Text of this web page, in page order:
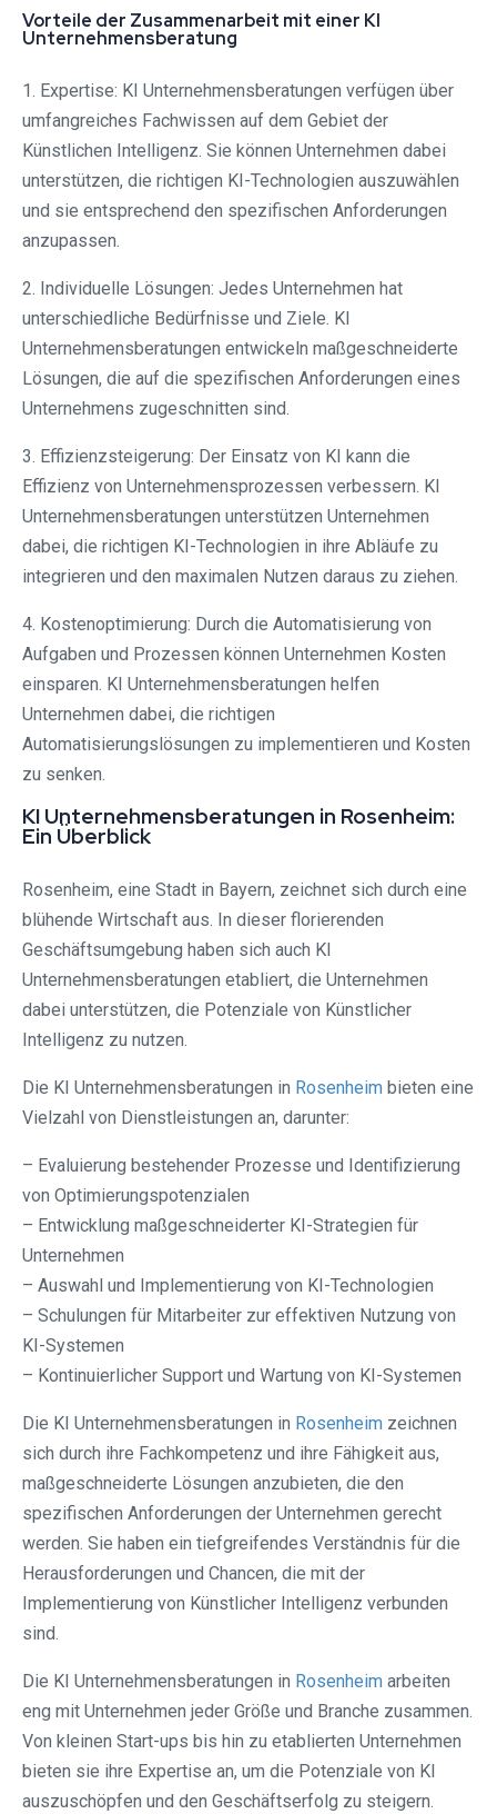
Vorteile der Zusammenarbeit mit einer KI
Unternehmensberatung
1. Expertise: KI Unternehmensberatungen verfügen über
umfangreiches Fachwissen auf dem Gebiet der
Künstlichen Intelligenz. Sie können Unternehmen dabei
unterstützen, die richtigen KI-Technologien auszuwählen
und sie entsprechend den spezifischen Anforderungen
anzupassen.
2. Individuelle Lösungen: Jedes Unternehmen hat
unterschiedliche Bedürfnisse und Ziele. KI
Unternehmensberatungen entwickeln maßgeschneiderte
Lösungen, die auf die spezifischen Anforderungen eines
Unternehmens zugeschnitten sind.
3. Effizienzsteigerung: Der Einsatz von KI kann die
Effizienz von Unternehmensprozessen verbessern. KI
Unternehmensberatungen unterstützen Unternehmen
dabei, die richtigen KI-Technologien in ihre Abläufe zu
integrieren und den maximalen Nutzen daraus zu ziehen.
4. Kostenoptimierung: Durch die Automatisierung von
Aufgaben und Prozessen können Unternehmen Kosten
einsparen. KI Unternehmensberatungen helfen
Unternehmen dabei, die richtigen
Automatisierungslösungen zu implementieren und Kosten
zu senken.
KI Unternehmensberatungen in Rosenheim:
Ein Überblick
Rosenheim, eine Stadt in Bayern, zeichnet sich durch eine
blühende Wirtschaft aus. In dieser florierenden
Geschäftsumgebung haben sich auch KI
Unternehmensberatungen etabliert, die Unternehmen
dabei unterstützen, die Potenziale von Künstlicher
Intelligenz zu nutzen.
Die KI Unternehmensberatungen in Rosenheim bieten eine
Vielzahl von Dienstleistungen an, darunter:
– Evaluierung bestehender Prozesse und Identifizierung
von Optimierungspotenzialen
– Entwicklung maßgeschneiderter KI-Strategien für
Unternehmen
– Auswahl und Implementierung von KI-Technologien
– Schulungen für Mitarbeiter zur effektiven Nutzung von
KI-Systemen
– Kontinuierlicher Support und Wartung von KI-Systemen
Die KI Unternehmensberatungen in Rosenheim zeichnen
sich durch ihre Fachkompetenz und ihre Fähigkeit aus,
maßgeschneiderte Lösungen anzubieten, die den
spezifischen Anforderungen der Unternehmen gerecht
werden. Sie haben ein tiefgreifendes Verständnis für die
Herausforderungen und Chancen, die mit der
Implementierung von Künstlicher Intelligenz verbunden
sind.
Die KI Unternehmensberatungen in Rosenheim arbeiten
eng mit Unternehmen jeder Größe und Branche zusammen.
Von kleinen Start-ups bis hin zu etablierten Unternehmen
bieten sie ihre Expertise an, um die Potenziale von KI
auszuschöpfen und den Geschäftserfolg zu steigern.